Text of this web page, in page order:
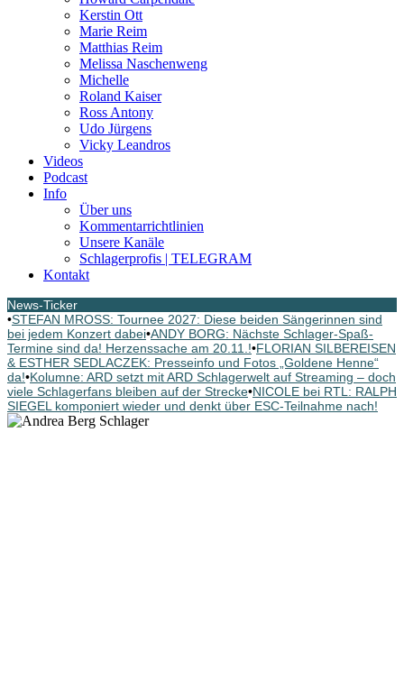
Kerstin Ott
Marie Reim
Matthias Reim
Melissa Naschenweng
Michelle
Roland Kaiser
Ross Antony
Udo Jürgens
Vicky Leandros
Videos
Podcast
Info
Über uns
Kommentarrichtlinien
Unsere Kanäle
Schlagerprofis | TELEGRAM
Kontakt
News-Ticker
•STEFAN MROSS: Tournee 2027: Diese beiden Sängerinnen sind
bei jedem Konzert dabei•ANDY BORG: Nächste Schlager-Spaß-
Termine sind da! Herzenssache am 20.11.!•FLORIAN SILBEREISEN
& ESTHER SEDLACZEK: Presseinfo und Fotos „Goldene Henne“
da!•Kolumne: ARD setzt mit ARD Schlagerwelt auf Streaming – doch
viele Schlagerfans bleiben auf der Strecke•NICOLE bei RTL: RALPH
SIEGEL komponiert wieder und denkt über ESC-Teilnahme nach!